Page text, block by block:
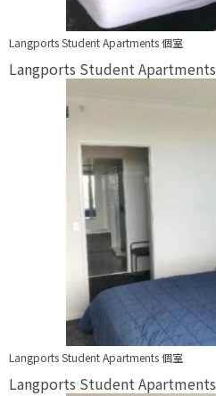
Langports Student Apartments 個室
Langports Student Apartments
Langports Student Apartments 個室
Langports Student Apartments